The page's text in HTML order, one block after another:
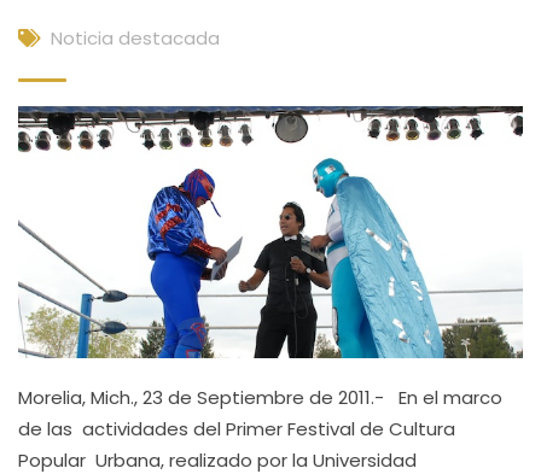
Noticia destacada
Morelia, Mich., 23 de Septiembre de 2011.- En el marco
de las actividades del Primer Festival de Cultura
Popular Urbana, realizado por la Universidad